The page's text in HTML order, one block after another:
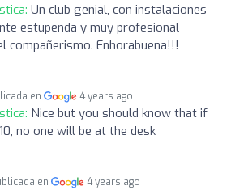
Un club genial, con instalaciones
estupenda y muy profesional
compañerismo. Enhorabuena!!!
en 4 years ago
Nice but you should know that if
no one will be at the desk
en 4 years ago